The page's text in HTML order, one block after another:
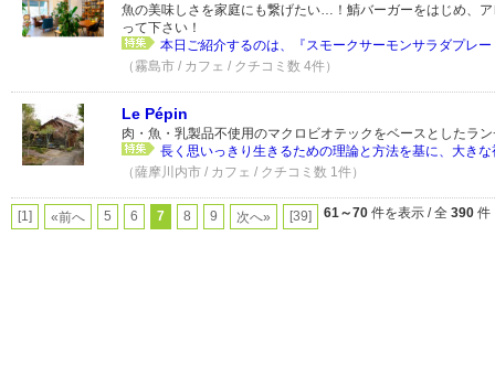
魚の美味しさを家庭にも繋げたい…！鯖バーガーをはじめ、
って下さい！
本日ご紹介するのは、『スモークサーモンサラダプレ
（霧島市 / カフェ / クチコミ数 4件）
Le Pépin
肉・魚・乳製品不使用のマクロビオテックをベースとしたラ
長く思いっきり生きるための理論と方法を基に、大き
（薩摩川内市 / カフェ / クチコミ数 1件）
[1] «前へ 5 6 7 8 9 次へ» [39] 61～70 件を表示 / 全 390 件